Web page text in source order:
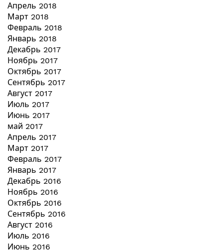
Апрель 2018
Март 2018
Февраль 2018
Январь 2018
Декабрь 2017
Ноябрь 2017
Октябрь 2017
Сентябрь 2017
Август 2017
Июль 2017
Июнь 2017
май 2017
Апрель 2017
Март 2017
Февраль 2017
Январь 2017
Декабрь 2016
Ноябрь 2016
Октябрь 2016
Сентябрь 2016
Август 2016
Июль 2016
Июнь 2016